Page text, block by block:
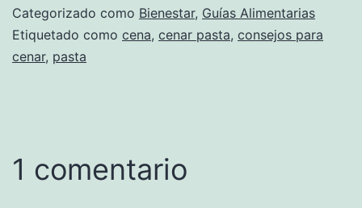
Categorizado como Bienestar, Guías Alimentarias
Etiquetado como cena, cenar pasta, consejos para
cenar, pasta
1 comentario